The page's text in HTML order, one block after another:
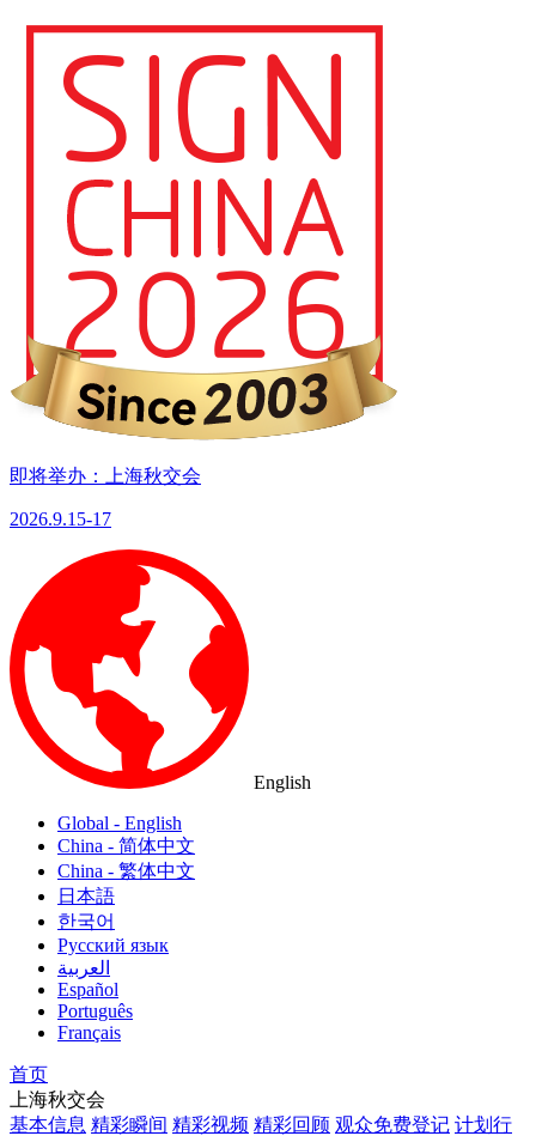
即将举办：上海秋交会
2026.9.15-17
English
Global - English
China - 简体中文
China - 繁体中文
日本語
한국어
Русский язык
العربية
Español
Português
Français
首页
上海秋交会
基本信息 精彩瞬间 精彩视频 精彩回顾 观众免费登记 计划行